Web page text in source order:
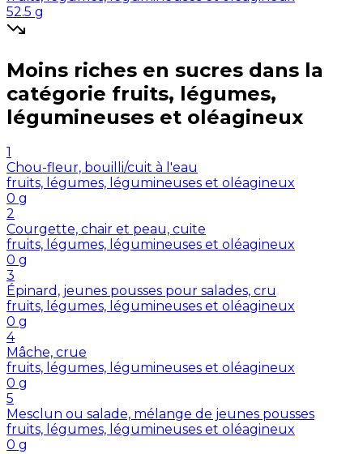
52.5 g
Moins riches en sucres dans la
catégorie fruits, légumes,
légumineuses et oléagineux
1
Chou-fleur, bouilli/cuit à l'eau
fruits, légumes, légumineuses et oléagineux
0 g
2
Courgette, chair et peau, cuite
fruits, légumes, légumineuses et oléagineux
0 g
3
Épinard, jeunes pousses pour salades, cru
fruits, légumes, légumineuses et oléagineux
0 g
4
Mâche, crue
fruits, légumes, légumineuses et oléagineux
0 g
5
Mesclun ou salade, mélange de jeunes pousses
fruits, légumes, légumineuses et oléagineux
0 g